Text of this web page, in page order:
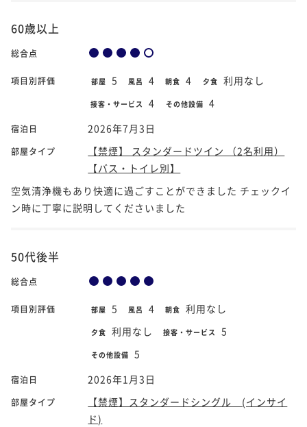
60歳以上
総合点
項目別評価 部屋 5 風呂 4 朝食 4 夕食 利用なし
接客・サービス 4 その他設備 4
宿泊日 2026年7月3日
部屋タイプ
【禁煙】 スタンダードツイン （2名利用）
【バス・トイレ別】
空気清浄機もあり快適に過ごすことができました チェックイ
ン時に丁寧に説明してくださいました
50代後半
総合点
項目別評価 部屋 5 風呂 4 朝食 利用なし
夕食 利用なし 接客・サービス 5
その他設備 5
宿泊日 2026年1月3日
部屋タイプ
【禁煙】スタンダードシングル (インサイ
ド)